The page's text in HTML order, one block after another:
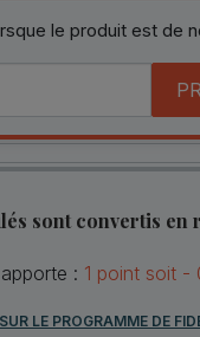
le produit est de
sont convertis en
: 1 point soit -
LE PROGRAMME DE